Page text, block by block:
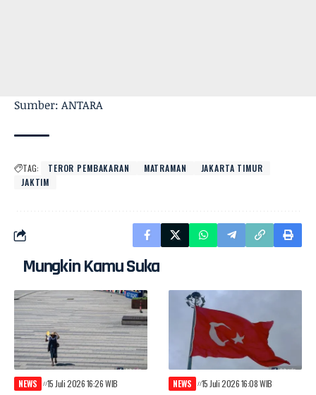
Sumber: ANTARA
TAG: TEROR PEMBAKARAN MATRAMAN
JAKARTA TIMUR
JAKTIM
Mungkin Kamu Suka
NEWS 15 Juli 2026 16:26 WIB NEWS 15 Juli 2026 16:08 WIB